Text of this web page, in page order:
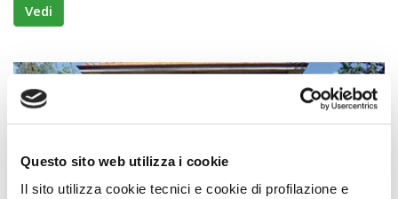
Questo sito web utilizza i cookie
Il sito utilizza cookie tecnici e cookie di profilazione e
Vedi